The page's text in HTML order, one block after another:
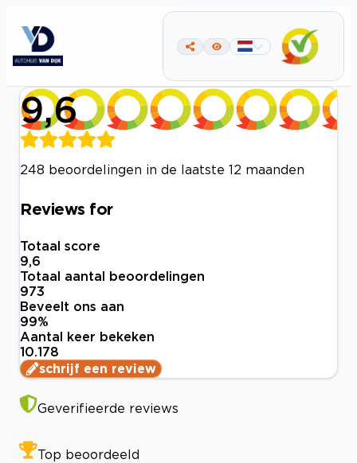
9,6
248 beoordelingen in de laatste 12 maanden
Reviews for
Totaal score
9,6
Totaal aantal beoordelingen
973
Beveelt ons aan
99%
Aantal keer bekeken
10.178
schrijf een review
Geverifieerde reviews
Top beoordeeld